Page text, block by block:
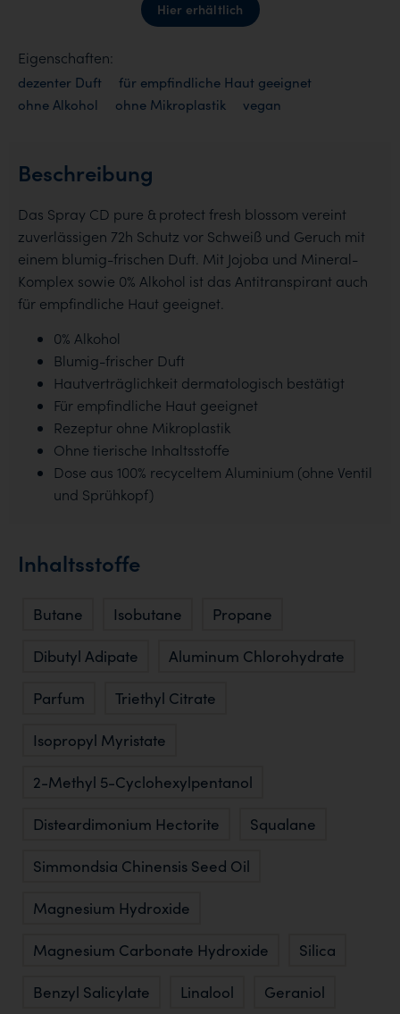
Hier erhältlich
Eigenschaften:
dezenter Duft
für empfindliche Haut geeignet
ohne Alkohol
ohne Mikroplastik vegan
Beschreibung
Das Spray CD pure & protect fresh blossom vereint
zuverlässigen 72h Schutz vor Schweiß und Geruch mit
einem blumig-frischen Duft. Mit Jojoba und Mineral-
Komplex sowie 0% Alkohol ist das Antitranspirant auch
für empfindliche Haut geeignet.
0% Alkohol
Blumig-frischer Duft
Hautverträglichkeit dermatologisch bestätigt
Für empfindliche Haut geeignet
Rezeptur ohne Mikroplastik
Ohne tierische Inhaltsstoffe
Dose aus 100% recyceltem Aluminium (ohne Ventil
und Sprühkopf)
Inhaltsstoffe
Butane Isobutane Propane
Dibutyl Adipate Aluminum Chlorohydrate
Parfum Triethyl Citrate
Isopropyl Myristate
2-Methyl 5-Cyclohexylpentanol
Disteardimonium Hectorite Squalane
Simmondsia Chinensis Seed Oil
Magnesium Hydroxide
Magnesium Carbonate Hydroxide Silica
Benzyl Salicylate Linalool Geraniol